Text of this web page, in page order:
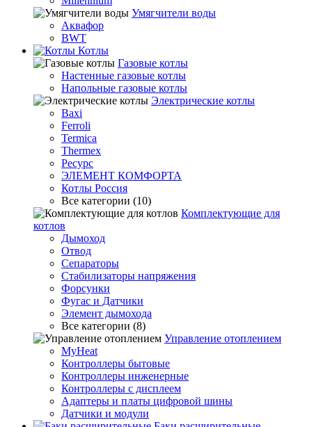
Умягчители воды
Аквафор
BWT
Котлы
Гaзовые котлы
Настенные газовые котлы
Напольные газовые котлы
Электрические котлы
Baxi
Ferroli
Termica
Thermex
Ресурс
ЭЛЕМЕНТ КОМФОРТА
Котлы Россия
Все категории (10)
Комплектующие для
котлов
Дымоход
Отвод
Сепараторы
Стабилизаторы напряжения
Форсунки
Фугас и Датчики
Элемент дымохода
Все категории (8)
Управление отоплением
MyHeat
Контроллеры бытовые
Контроллеры инженерные
Контроллеры с дисплеем
Адаптеры и платы цифровой шины
Датчики и модули